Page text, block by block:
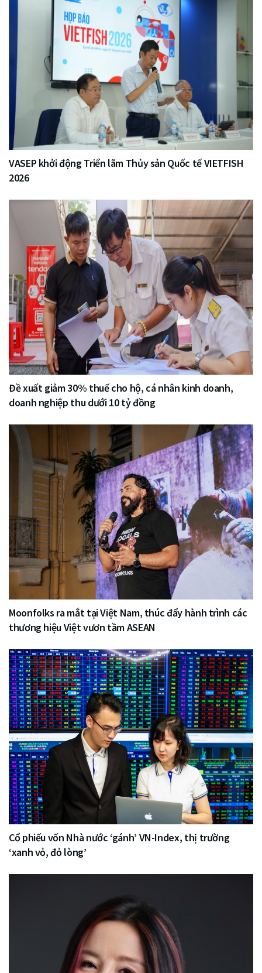
VASEP khởi động Triển lãm Thủy sản Quốc tế VIETFISH
2026
Đề xuất giảm 30% thuế cho hộ, cá nhân kinh doanh,
doanh nghiệp thu dưới 10 tỷ đồng
Moonfolks ra mắt tại Việt Nam, thúc đẩy hành trình các
thương hiệu Việt vươn tầm ASEAN
Cổ phiếu vốn Nhà nước ‘gánh’ VN-Index, thị trường
‘xanh vỏ, đỏ lòng’